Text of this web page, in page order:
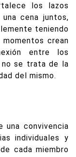
los lazos
cena juntos,
teniendo
crean
entre los
no se trata de la
del mismo.
una convivencia
individuales y
cada miembro